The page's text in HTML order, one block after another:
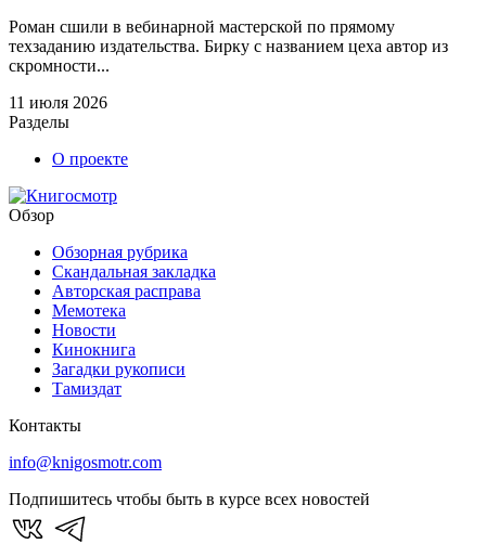
Роман сшили в вебинарной мастерской по прямому
техзаданию издательства. Бирку с названием цеха автор из
скромности...
11 июля 2026
Разделы
О проекте
Обзор
Обзорная рубрика
Скандальная закладка
Авторская расправа
Мемотека
Новости
Кинокнига
Загадки рукописи
Тамиздат
Контакты
info@knigosmotr.com
Подпишитесь чтобы быть в курсе всех новостей